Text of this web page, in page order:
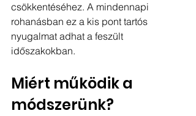
csökkentéséhez. A mindennapi
rohanásban ez a kis pont tartós
nyugalmat adhat a feszült
időszakokban.
Miért működik a
módszerünk?